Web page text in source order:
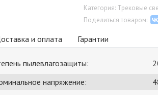
Категория: Трековые
Поделиться товаром:
и оплата Гарантии
пылевлагозащиты:
напряжение: